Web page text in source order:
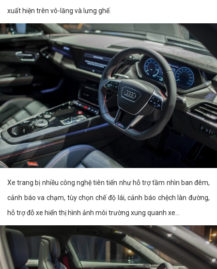
xuất hiện trên vô-lăng và lưng ghế.
Xe trang bị nhiều công nghệ tiên tiến như hỗ trợ tầm nhìn ban đêm,
cảnh báo va chạm, tùy chọn chế độ lái, cảnh báo chệch làn đường,
hỗ trợ đỗ xe hiển thị hình ảnh môi trường xung quanh xe...